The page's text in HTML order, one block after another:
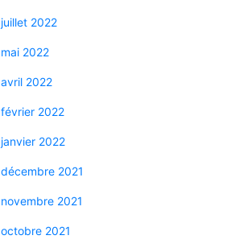
juillet 2022
mai 2022
avril 2022
février 2022
janvier 2022
décembre 2021
novembre 2021
octobre 2021